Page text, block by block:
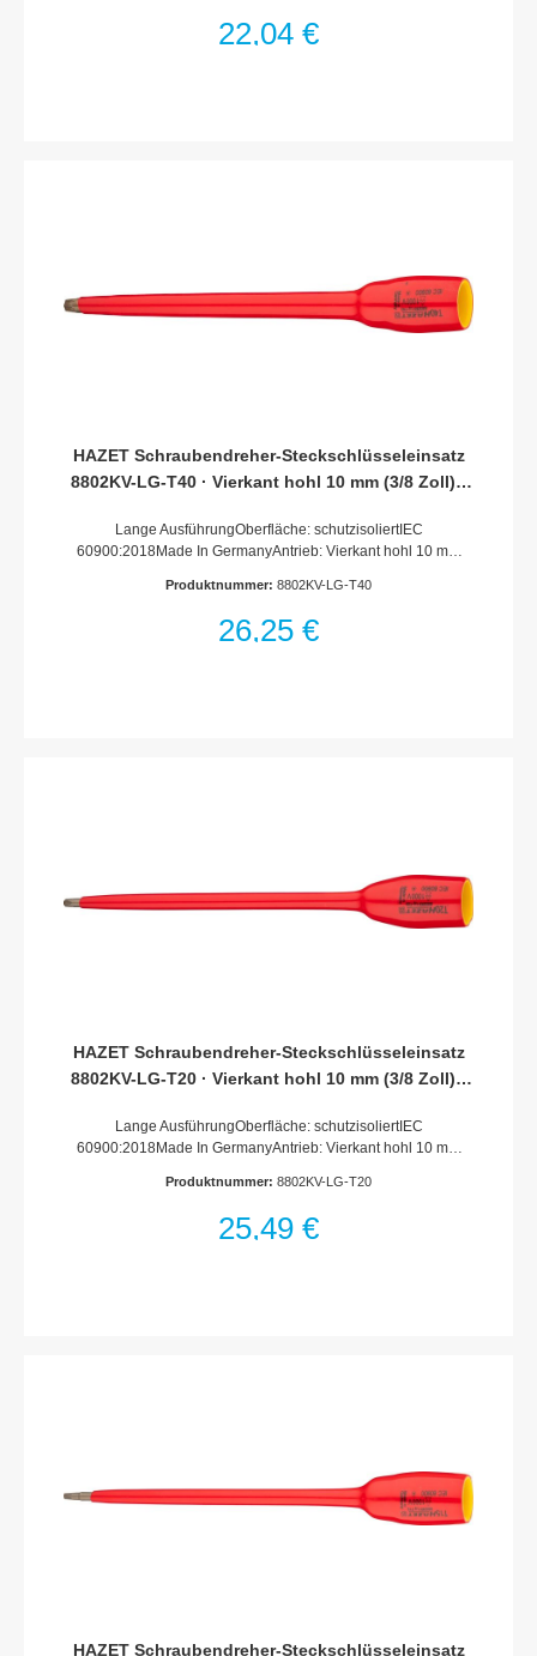
mmSchutzisolierung bis 1000VFür Handbetätigung
22,04 €
HAZET Schraubendreher-Steckschlüsseleinsatz
8802KV-LG-T40 · Vierkant hohl 10 mm (3/8 Zoll) ·
Lange AusführungOberfläche: schutzisoliertIEC
60900:2018Made In GermanyAntrieb: Vierkant hohl 10 mm
T40Abmessungen / Länge: 187 mmLänge l1: 153
Produktnummer: 8802KV-LG-T40
26,25 €
HAZET Schraubendreher-Steckschlüsseleinsatz
8802KV-LG-T20 · Vierkant hohl 10 mm (3/8 Zoll) ·
Lange AusführungOberfläche: schutzisoliertIEC
60900:2018Made In GermanyAntrieb: Vierkant hohl 10 mm
T20Abmessungen / Länge: 187 mmLänge l1: 153
Produktnummer: 8802KV-LG-T20
25,49 €
HAZET Schraubendreher-Steckschlüsseleinsatz